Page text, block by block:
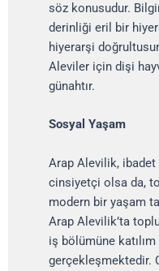
söz konusudur.
derinliği eril bir
hiyerarşi
Aleviler için dişi
günahtır.
Sosyal Yaşam
Arap Alevilik,
cinsiyetçi olsa da,
modern bir yaşam
Arap Alevilik’ta
iş bölümüne katılım
gerçekleşmektedir.